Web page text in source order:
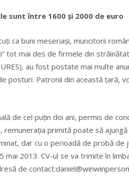
sunt între 1600 şi 2000 de euro
ca buni meseriaşi, muncitorii
tot mai des de firmele din
au fost postate mai multe
posturi. Patronii din această ţară,
de cel puţin doi ani, permis de
primită poate să ajungă
dar cu o perioadă de probă de
2013. CV-ul se va trimite în
de contact: